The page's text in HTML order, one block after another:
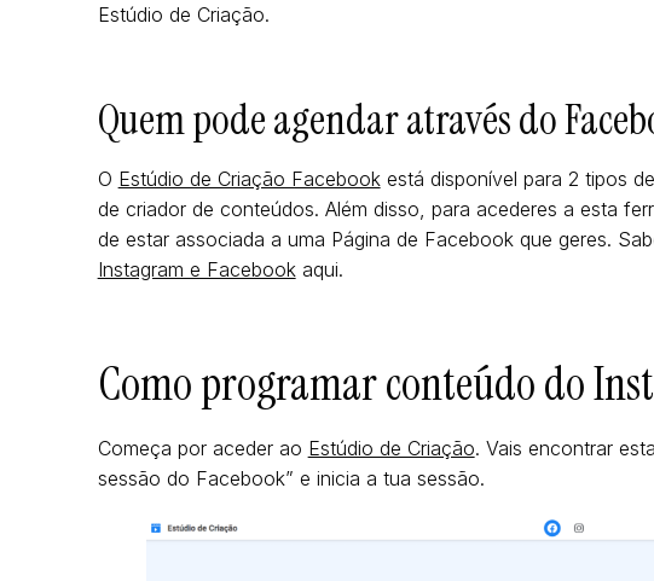
Estúdio de Criação.
Quem pode agendar através do
O Estúdio de Criação Facebookestá disponível para 2 tipos
de criador de conteúdos. Além disso, para acederes a esta
de estar associada a uma Página de Facebook que geres.
Instagram e Facebookaqui.
Como programar conteúdo do
Começa por aceder ao Estúdio de Criação. Vais encontrar
sessão do Facebook” e inicia a tua sessão.